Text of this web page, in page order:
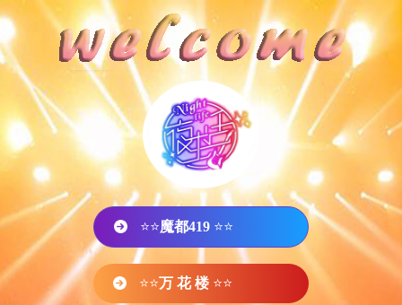
⭐⭐魔都419 ⭐⭐
⭐⭐万 花 楼 ⭐⭐